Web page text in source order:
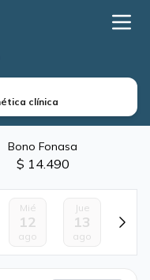
clínica
Bono Fonasa
$ 14.490
Mié
12
ago
Jue
13
ago